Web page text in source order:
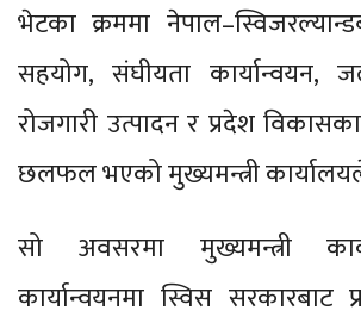
भेटका क्रममा
सहयोग, संघीयता कार्यान्वयन,
रोजगारी उत्पादन र प्रदेश
छलफल भएको मुख्यमन्त्री
सो अवसरमा मुख्यमन्त्री
कार्यान्वयनमा स्विस सरकारबाट